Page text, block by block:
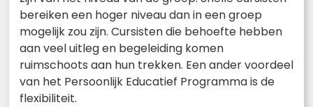
bereiken een hoger niveau dan in een groep
mogelijk zou zijn. Cursisten die behoefte hebben
aan veel uitleg en begeleiding komen
ruimschoots aan hun trekken. Een ander voordeel
van het Persoonlijk Educatief Programma is de
flexibiliteit.